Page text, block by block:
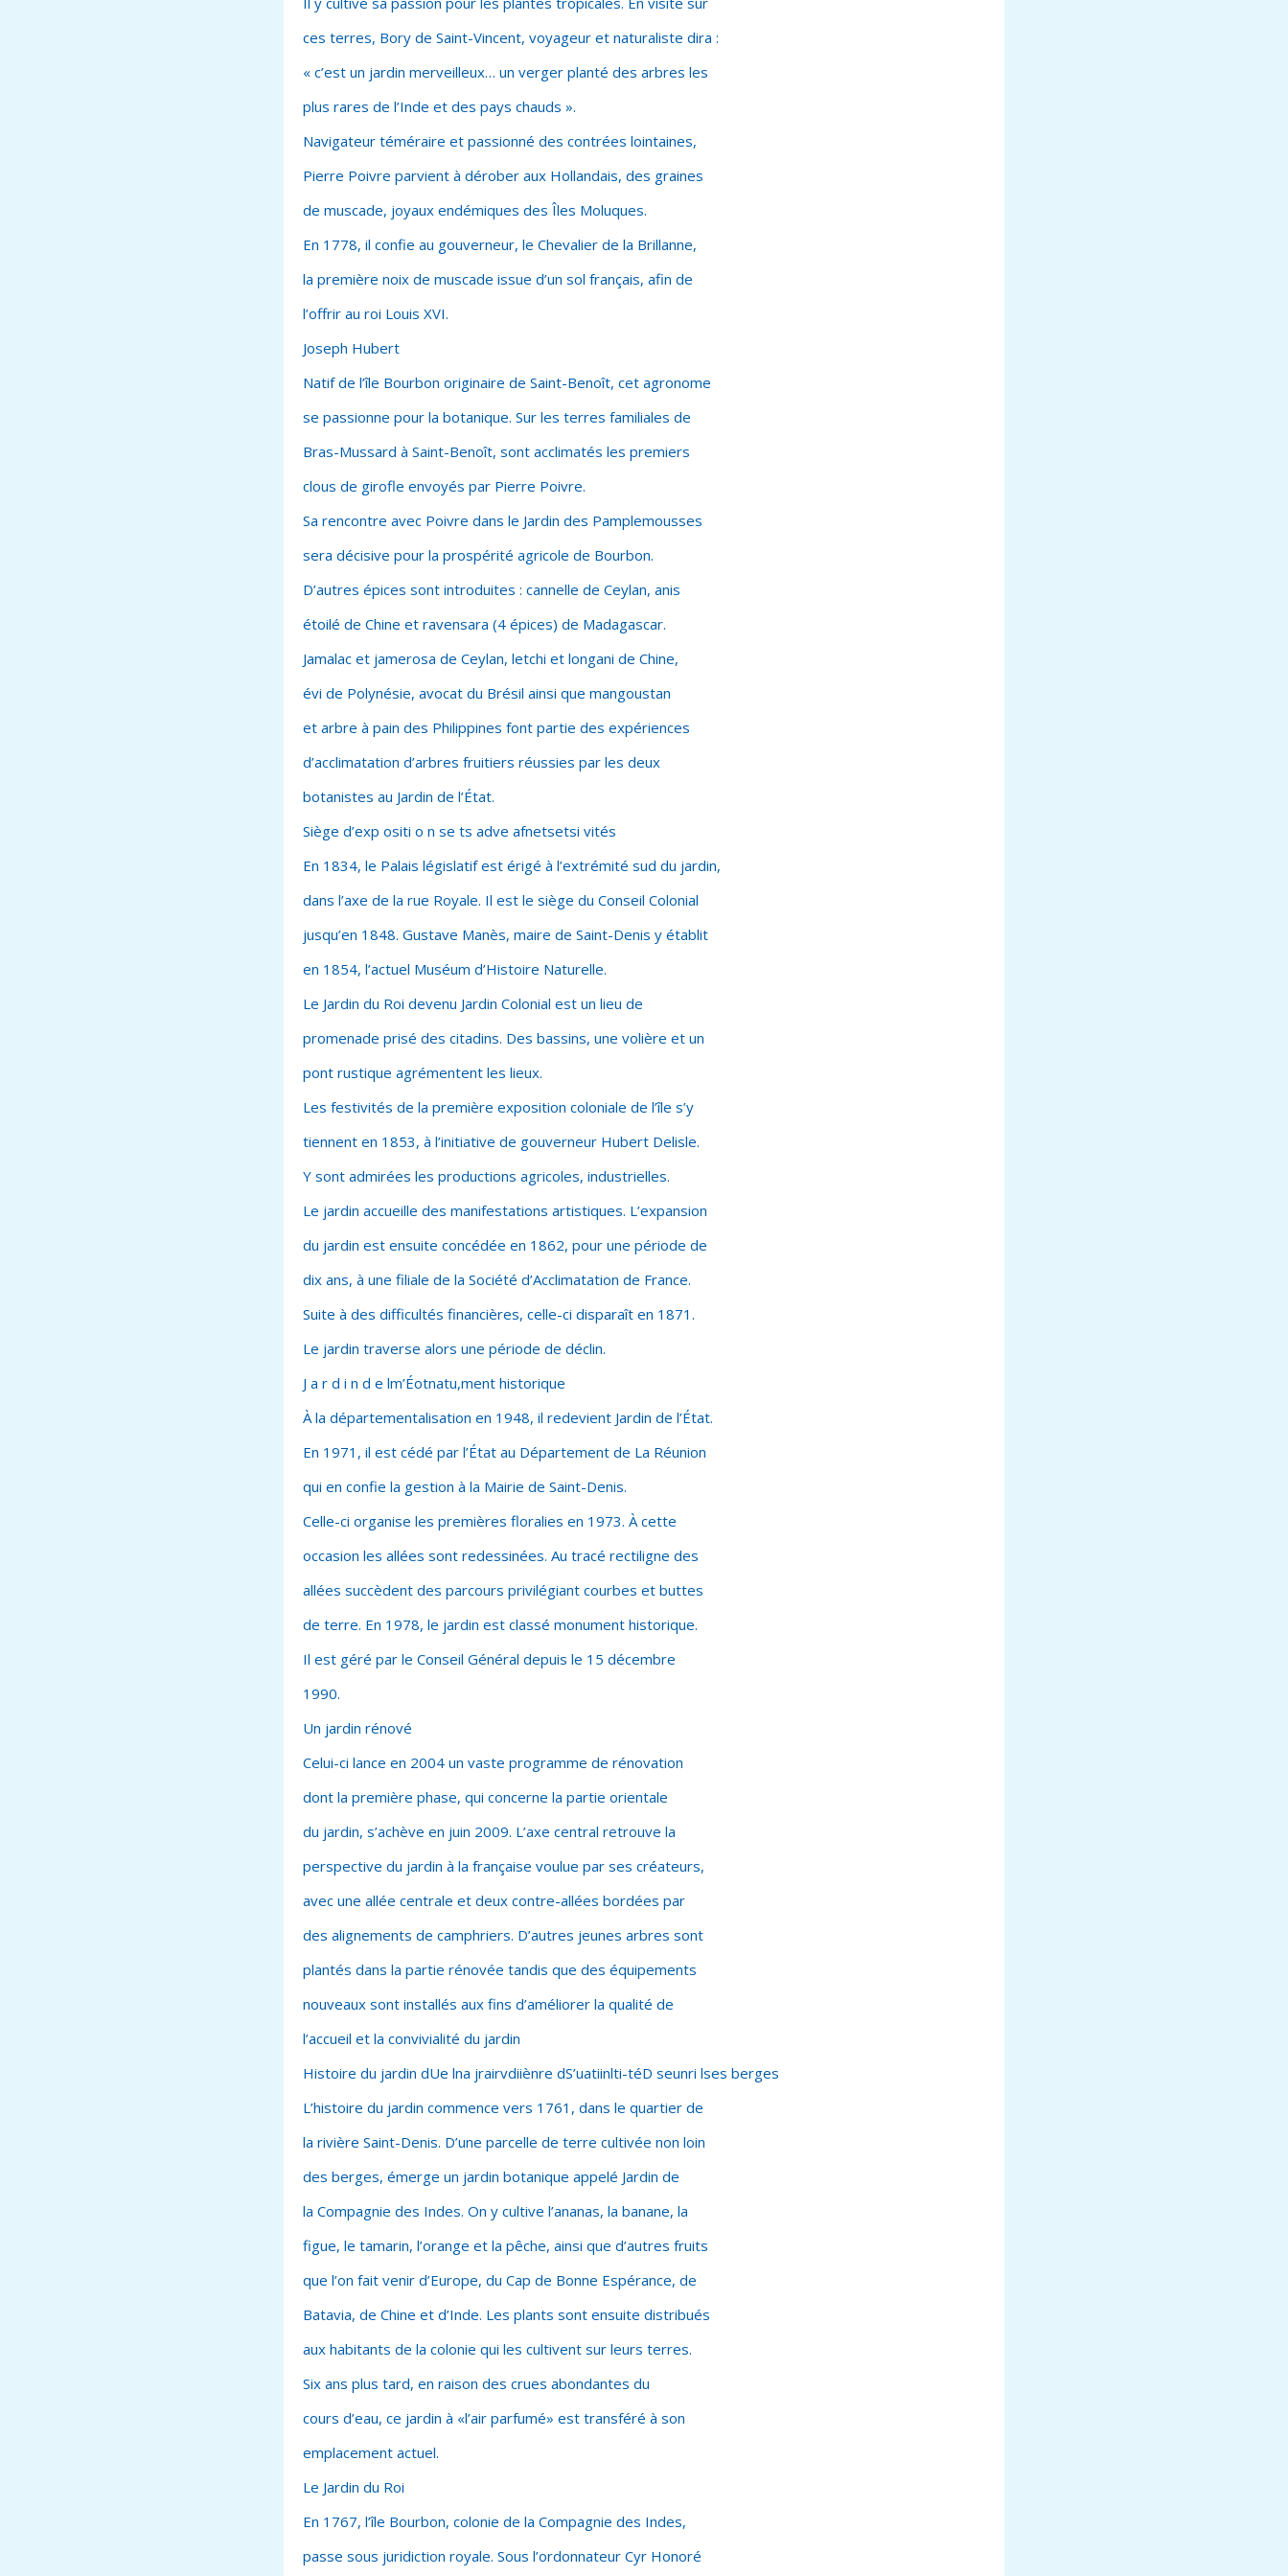
ces terres, Bory de Saint-Vincent, voyageur et naturaliste dira :
« c’est un jardin merveilleux… un verger planté des arbres les
plus rares de l’Inde et des pays chauds ».
Navigateur téméraire et passionné des contrées lointaines,
Pierre Poivre parvient à dérober aux Hollandais, des graines
de muscade, joyaux endémiques des Îles Moluques.
En 1778, il confie au gouverneur, le Chevalier de la Brillanne,
la première noix de muscade issue d’un sol français, afin de
l’offrir au roi Louis XVI.
Joseph Hubert
Natif de l’île Bourbon originaire de Saint-Benoît, cet agronome
se passionne pour la botanique. Sur les terres familiales de
Bras-Mussard à Saint-Benoît, sont acclimatés les premiers
clous de girofle envoyés par Pierre Poivre.
Sa rencontre avec Poivre dans le Jardin des Pamplemousses
sera décisive pour la prospérité agricole de Bourbon.
D’autres épices sont introduites : cannelle de Ceylan, anis
étoilé de Chine et ravensara (4 épices) de Madagascar.
Jamalac et jamerosa de Ceylan, letchi et longani de Chine,
évi de Polynésie, avocat du Brésil ainsi que mangoustan
et arbre à pain des Philippines font partie des expériences
d’acclimatation d’arbres fruitiers réussies par les deux
botanistes au Jardin de l’État.
Siège d’exp ositi o n se ts adve afnetsetsi vités
En 1834, le Palais législatif est érigé à l’extrémité sud du jardin,
dans l’axe de la rue Royale. Il est le siège du Conseil Colonial
jusqu’en 1848. Gustave Manès, maire de Saint-Denis y établit
en 1854, l’actuel Muséum d’Histoire Naturelle.
Le Jardin du Roi devenu Jardin Colonial est un lieu de
promenade prisé des citadins. Des bassins, une volière et un
pont rustique agrémentent les lieux.
Les festivités de la première exposition coloniale de l’île s’y
tiennent en 1853, à l’initiative de gouverneur Hubert Delisle.
Y sont admirées les productions agricoles, industrielles.
Le jardin accueille des manifestations artistiques. L’expansion
du jardin est ensuite concédée en 1862, pour une période de
dix ans, à une filiale de la Société d’Acclimatation de France.
Suite à des difficultés financières, celle-ci disparaît en 1871.
Le jardin traverse alors une période de déclin.
J a r d i n d e lm’Éotnatu,ment historique
À la départementalisation en 1948, il redevient Jardin de l’État.
En 1971, il est cédé par l’État au Département de La Réunion
qui en confie la gestion à la Mairie de Saint-Denis.
Celle-ci organise les premières floralies en 1973. À cette
occasion les allées sont redessinées. Au tracé rectiligne des
allées succèdent des parcours privilégiant courbes et buttes
de terre. En 1978, le jardin est classé monument historique.
Il est géré par le Conseil Général depuis le 15 décembre
1990.
Un jardin rénové
Celui-ci lance en 2004 un vaste programme de rénovation
dont la première phase, qui concerne la partie orientale
du jardin, s’achève en juin 2009. L’axe central retrouve la
perspective du jardin à la française voulue par ses créateurs,
avec une allée centrale et deux contre-allées bordées par
des alignements de camphriers. D’autres jeunes arbres sont
plantés dans la partie rénovée tandis que des équipements
nouveaux sont installés aux fins d’améliorer la qualité de
l’accueil et la convivialité du jardin
Histoire du jardin dUe lna jrairvdiiènre dS’uatiinlti-téD seunri lses berges
L’histoire du jardin commence vers 1761, dans le quartier de
la rivière Saint-Denis. D’une parcelle de terre cultivée non loin
des berges, émerge un jardin botanique appelé Jardin de
la Compagnie des Indes. On y cultive l’ananas, la banane, la
figue, le tamarin, l’orange et la pêche, ainsi que d’autres fruits
que l’on fait venir d’Europe, du Cap de Bonne Espérance, de
Batavia, de Chine et d’Inde. Les plants sont ensuite distribués
aux habitants de la colonie qui les cultivent sur leurs terres.
Six ans plus tard, en raison des crues abondantes du
cours d’eau, ce jardin à «l’air parfumé» est transféré à son
emplacement actuel.
Le Jardin du Roi
En 1767, l’île Bourbon, colonie de la Compagnie des Indes,
passe sous juridiction royale. Sous l’ordonnateur Cyr Honoré